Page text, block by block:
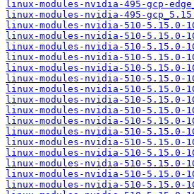
linux-modules-nvidia-495-gcp-
linux-modules-nvidia-495-
linux-modules-nvidia-510-5.15.0-
linux-modules-nvidia-510-5.15.0-
linux-modules-nvidia-510-5.15.0-
linux-modules-nvidia-510-5.15.0-
linux-modules-nvidia-510-5.15.0-
linux-modules-nvidia-510-5.15.0-
linux-modules-nvidia-510-5.15.0-
linux-modules-nvidia-510-5.15.0-
linux-modules-nvidia-510-5.15.0-
linux-modules-nvidia-510-5.15.0-
linux-modules-nvidia-510-5.15.0-
linux-modules-nvidia-510-5.15.0-
linux-modules-nvidia-510-5.15.0-
linux-modules-nvidia-510-5.15.0-
linux-modules-nvidia-510-5.15.0-
linux-modules-nvidia-510-5.15.0-